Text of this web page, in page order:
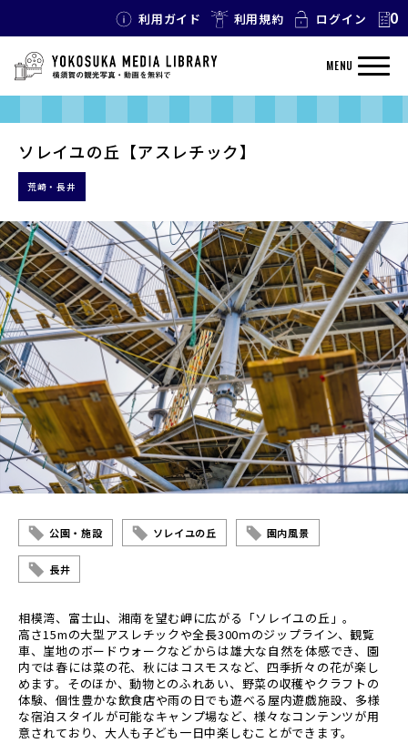
利用ガイド 利用規約 ログイン 0
MENU
ソレイユの丘【アスレチック】
荒崎・長井
公園・施設 ソレイユの丘 園内風景
長井
相模湾、富士山、湘南を望む岬に広がる「ソレイユの丘」。
高さ15mの大型アスレチックや全長300ｍのジップライン、観覧
車、崖地のボードウォークなどからは雄大な自然を体感でき、園
内では春には菜の花、秋にはコスモスなど、四季折々の花が楽し
めます。そのほか、動物とのふれあい、野菜の収穫やクラフトの
体験、個性豊かな飲食店や雨の日でも遊べる屋内遊戯施設、多様
な宿泊スタイルが可能なキャンプ場など、様々なコンテンツが用
意されており、大人も子ども一日中楽しむことができます。